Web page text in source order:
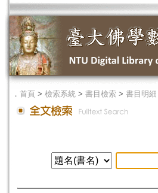
． 首頁 > 檢索系統 > 書目檢索 > 書目明細